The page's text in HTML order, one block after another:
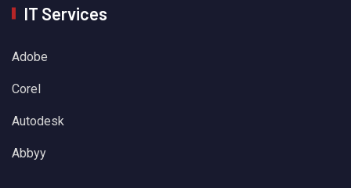
IT Services
Adobe
Corel
Autodesk
Abbyy